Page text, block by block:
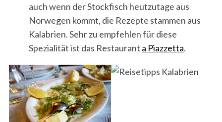
auch wenn der Stockfisch heutzutage aus
Norwegen kommt, die Rezepte stammen aus
Kalabrien. Sehr zu empfehlen für diese
Spezialität ist das Restaurant a Piazzetta.